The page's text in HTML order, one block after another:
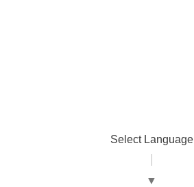
Select Language
▼